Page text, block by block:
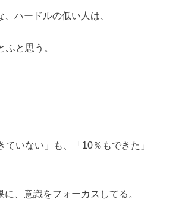
、ハードルの低い人は、
ふと思う。
ていない」も、「10％もできた」
、意識をフォーカスしてる。